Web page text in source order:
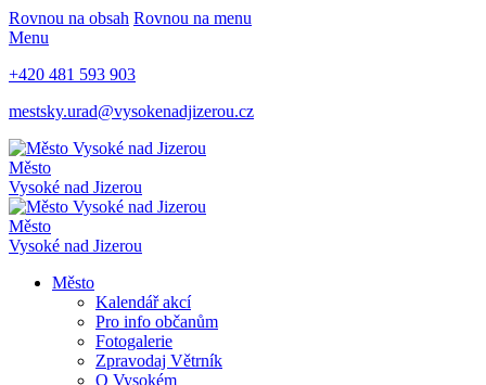
Rovnou na obsah Rovnou na menu
Menu
+420 481 593 903
mestsky.urad@vysokenadjizerou.cz
Město
Vysoké nad Jizerou
Město
Vysoké nad Jizerou
Město
Kalendář akcí
Pro info občanům
Fotogalerie
Zpravodaj Větrník
O Vysokém